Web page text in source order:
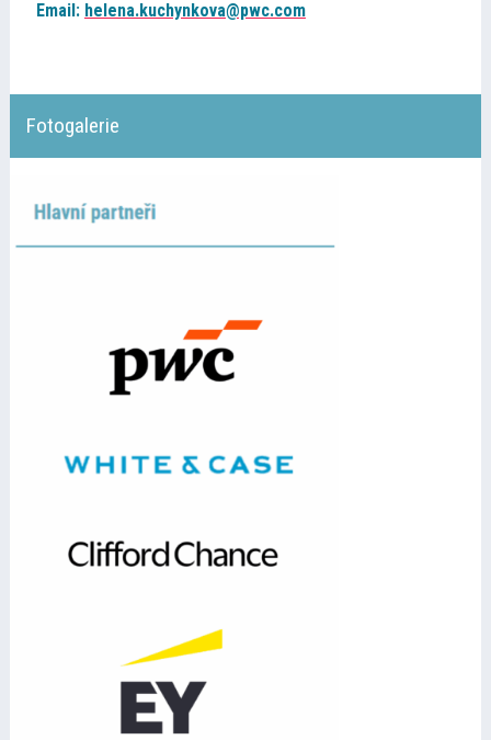
Přednášející
Email: helena.kuchynkova@pwc.com
Fotogalerie